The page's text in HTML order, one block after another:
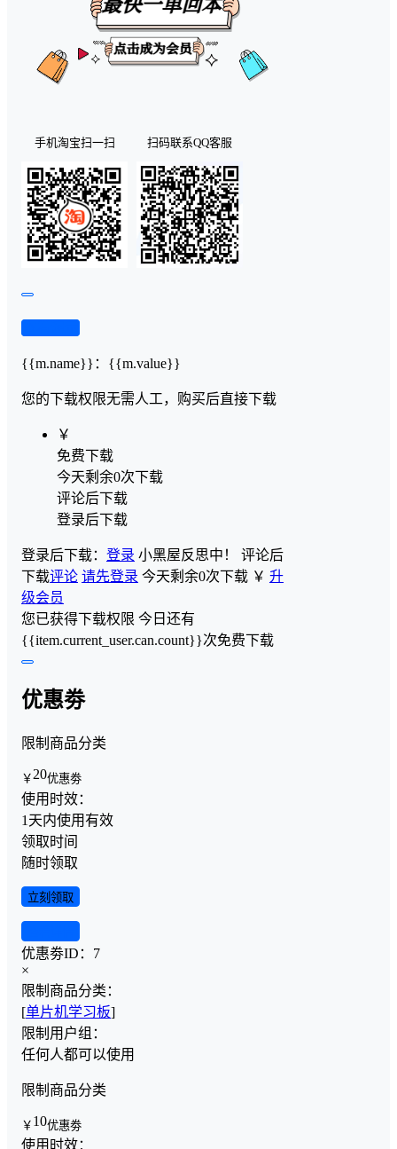
手机淘宝扫一扫 扫码联系QQ客服
{{m.name}} ： {{m.value}}
您的下载权限无需人工，购买后直接下载
￥
免费下载
今天剩余0次下载
评论后下载
登录后下载
登录后下载： 登录 小黑屋反思中！ 评论后
下载评论 请先登录 今天剩余0次下载 ￥ 升
级会员
您已获得下载权限 今日还有
{{item.current_user.can.count}}次免费下载
优惠劵
限制商品分类
￥ 20优惠劵
使用时效：
1天内使用有效
领取时间
随时领取
立刻领取
优惠劵ID： 7
×
限制商品分类：
[单片机学习板]
限制用户组：
任何人都可以使用
限制商品分类
￥ 10优惠劵
使用时效：